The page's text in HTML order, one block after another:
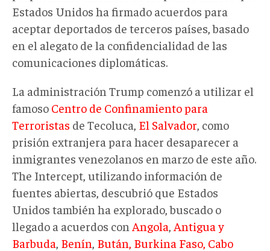
Estados Unidos ha firmado acuerdos para
aceptar deportados de terceros países, basado
en el alegato de la confidencialidad de las
comunicaciones diplomáticas.
La administración Trump comenzó a utilizar el
famoso Centro de Confinamiento para
Terroristas de Tecoluca, El Salvador , como
prisión extranjera para hacer desaparecer a
inmigrantes venezolanos en marzo de este año.
The Intercept, utilizando información de
fuentes abiertas, descubrió que Estados
Unidos también ha explorado, buscado o
llegado a acuerdos con Angola Antigua y
Barbuda Benín Bután, Burkina Faso, Cabo